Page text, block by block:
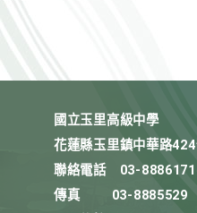
國立玉里高級中學
花蓮縣玉里鎮中華路
聯絡電話
03-
傳真
03-8885529